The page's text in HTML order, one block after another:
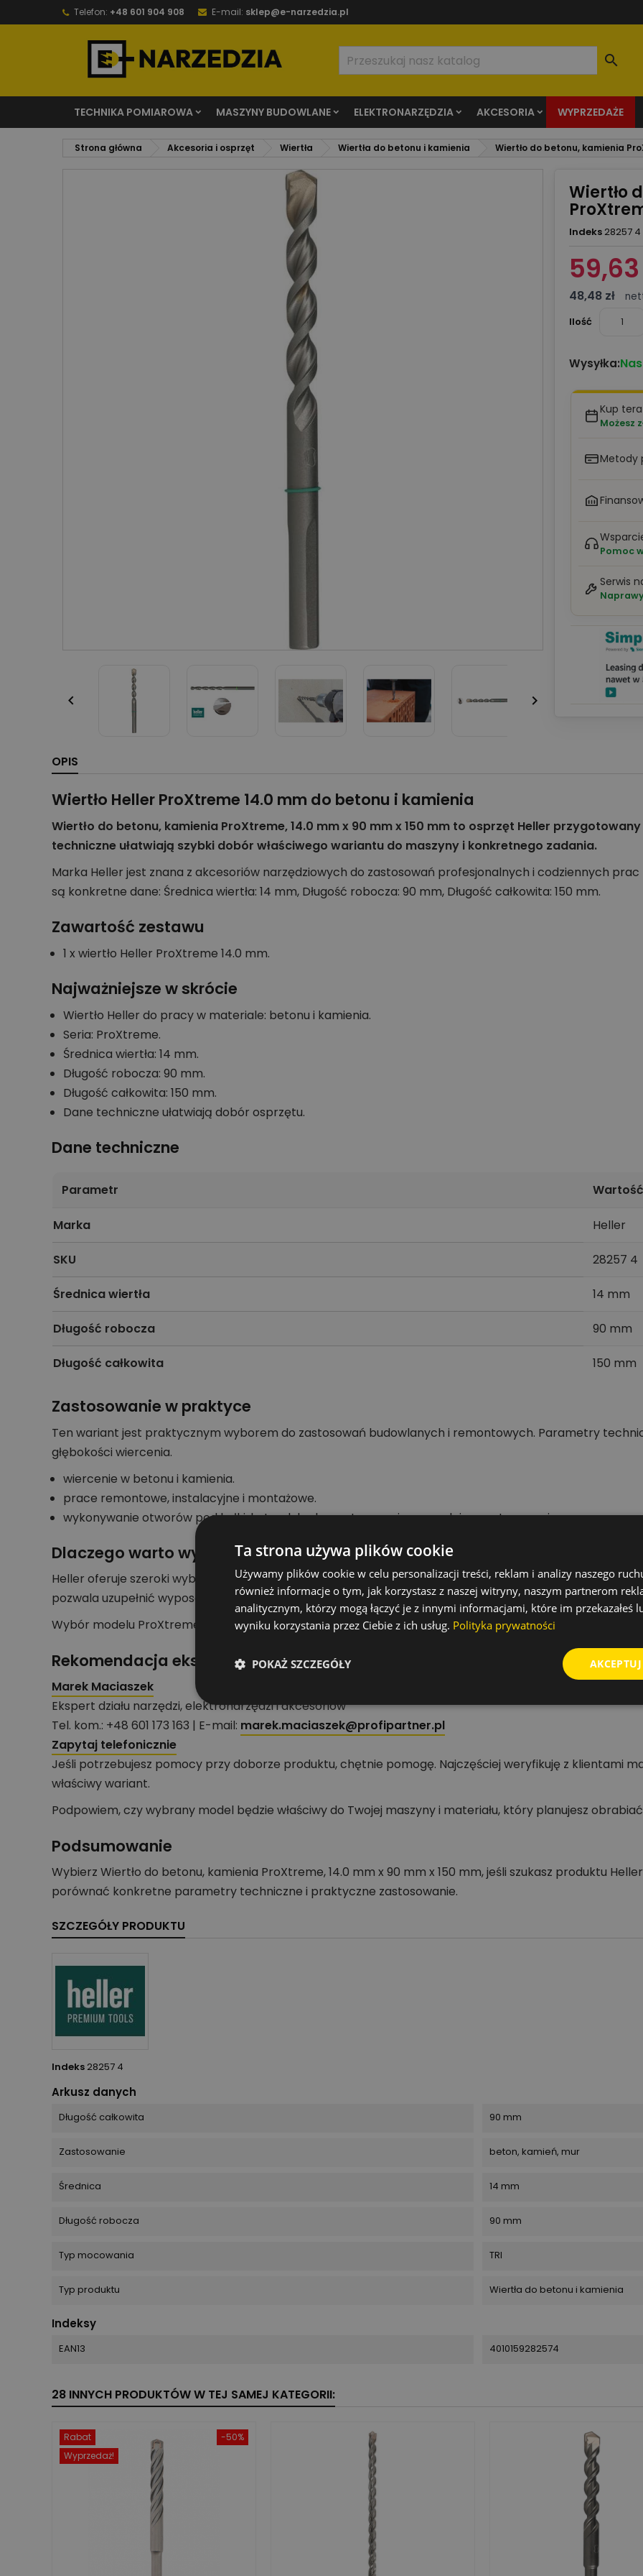
Telefon: +48 601 904 908 E-mail: sklep@e-narzedzia.pl

TECHNIKA POMIAROWA MASZYNY BUDOWLANE ELEKTRONARZĘDZIA AKCESORIA WYPRZEDAŻE
Strona główna Akcesoria i osprzęt Wiertła Wiertła do betonu i kamienia Wiertło do betonu, kamienia
 
Wiertło
Indeks 28257 4
59,63
48,48 zł
Ilość
Wysyłka:
Kup
Możesz
Metody
Pomoc
Serwis
OPIS
Wiertło Heller ProXtreme 14.0 mm do betonu i kamienia
Wiertło do betonu, kamienia ProXtreme, 14.0 mm x 90 mm x 150 mm to osprzęt Heller
techniczne ułatwiają szybki dobór właściwego wariantu do maszyny i konkretnego zadania.
Marka Heller jest znana z akcesoriów narzędziowych do zastosowań profesjonalnych i codziennych
są konkretne dane: Średnica wiertła: 14 mm, Długość robocza: 90 mm, Długość całkowita: 150 mm.
Zawartość zestawu
1 x wiertło Heller ProXtreme 14.0 mm.
Najważniejsze w skrócie
Wiertło Heller do pracy w materiale: betonu i kamienia.
Seria: ProXtreme.
Średnica wiertła: 14 mm.
Długość robocza: 90 mm.
Długość całkowita: 150 mm.
Dane techniczne ułatwiają dobór osprzętu.
Dane techniczne
Parametr Wartość
Marka Heller
SKU 28257 4
Średnica wiertła 14 mm
Długość robocza 90 mm
Długość całkowita 150 mm
Zastosowanie w praktyce
Ten wariant jest praktycznym wyborem do zastosowań budowlanych i remontowych. Parametry
głębokości wiercenia.
wiercenie w betonu i kamienia.
prace remontowe, instalacyjne i montażowe.
wykonywanie otworów pod kołki, kotwy lub elementy mocujące zgodnie z zastosowaniem.
Dlaczego warto wybrać ten produkt
Heller oferuje szeroki wybór akcesoriów do różnych materiałów, dlatego oznaczenie i wymiary są
pozwala uzupełnić wyposażenie bez zgadywania parametrów.
Wybór modelu ProXtreme pomaga uporządkować wyposażenie warsztatu i szybciej wracać do
Rekomendacja eksperta działu narzędzi i akcesoriów
Marek Maciaszek
Ekspert działu narzędzi, elektronarzędzi i akcesoriów
Tel. kom.: +48 601 173 163 | E-mail: marek.maciaszek@profipartner.pl
Zapytaj telefonicznie
Jeśli potrzebujesz pomocy przy doborze produktu, chętnie pomogę. Najczęściej weryfikuję z klientami
właściwy wariant.
Podpowiem, czy wybrany model będzie właściwy do Twojej maszyny i materiału, który planujesz
Podsumowanie
Wybierz Wiertło do betonu, kamienia ProXtreme, 14.0 mm x 90 mm x 150 mm, jeśli szukasz produktu
porównać konkretne parametry techniczne i praktyczne zastosowanie.
SZCZEGÓŁY PRODUKTU
Indeks 28257 4
Arkusz danych
Długość całkowita 90 mm
Zastosowanie beton, kamień, mur
Średnica 14 mm
Długość robocza 90 mm
Typ mocowania TRI
Typ produktu Wiertła do betonu i kamienia
Indeksy
EAN13 4010159282574
28 INNYCH PRODUKTÓW W TEJ SAMEJ KATEGORII:
-50%
Rabat
Wyprzedaż!
Ta strona używa plików cookie
Używamy plików cookie w celu personalizacji treści, reklam i analizy naszego
również informacje o tym, jak korzystasz z naszej witryny, naszym partnerom
analitycznym, którzy mogą łączyć je z innymi informacjami, które im przekazałeś
wyniku korzystania przez Ciebie z ich usług. Polityka prywatności
POKAŻ SZCZEGÓŁY